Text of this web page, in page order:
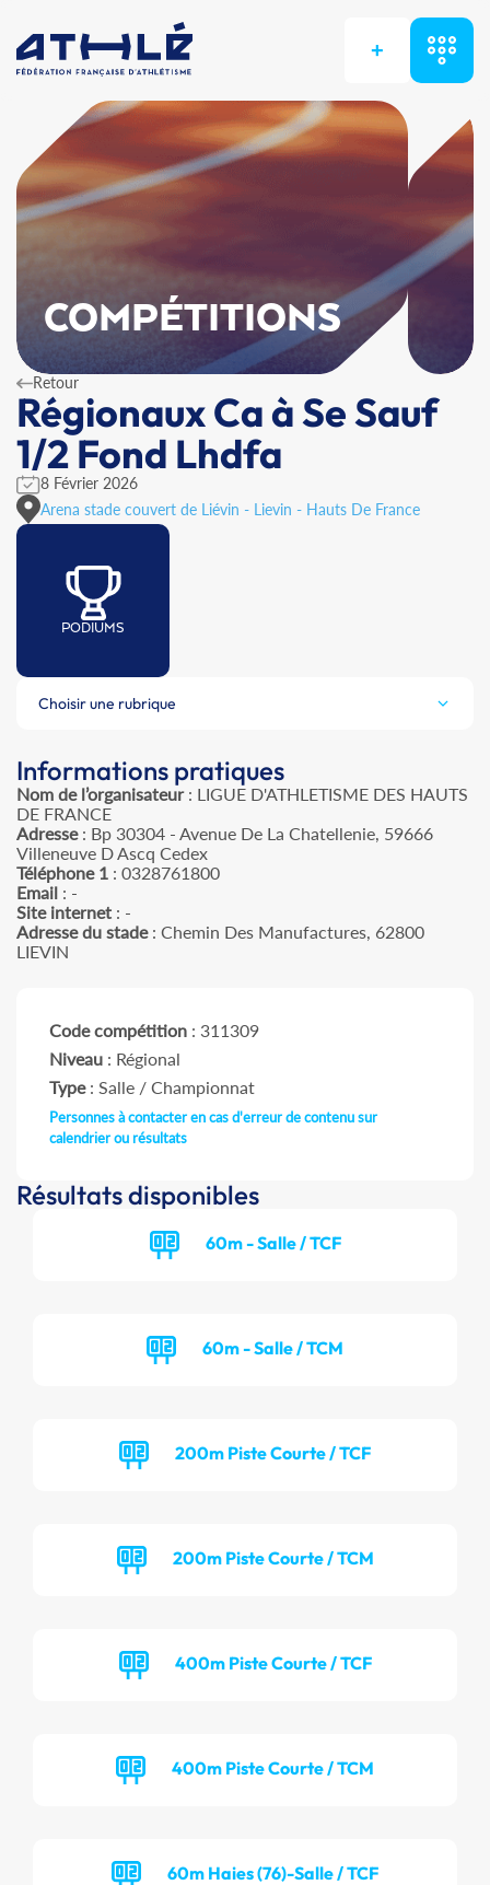
+
COMPÉTITIONS
Retour
Régionaux Ca à Se Sauf
1/2 Fond Lhdfa
8 Février 2026
Arena stade couvert de Liévin - Lievin - Hauts De France
PODIUMS
Choisir une rubrique
Informations pratiques
Nom de l’organisateur: LIGUE D'ATHLETISME DES HAUTS
DE FRANCE
Adresse: Bp 30304 - Avenue De La Chatellenie, 59666
Villeneuve D Ascq Cedex
Téléphone 1 : 0328761800
Email : -
Site internet : -
Adresse du stade: Chemin Des Manufactures, 62800
LIEVIN
Code compétition : 311309
Niveau : Régional
Type: Salle / Championnat
Personnes à contacter en cas d'erreur de contenu sur
calendrier ou résultats
Résultats disponibles
60m - Salle / TCF
60m - Salle / TCM
200m Piste Courte / TCF
200m Piste Courte / TCM
400m Piste Courte / TCF
400m Piste Courte / TCM
60m Haies (76)-Salle / TCF